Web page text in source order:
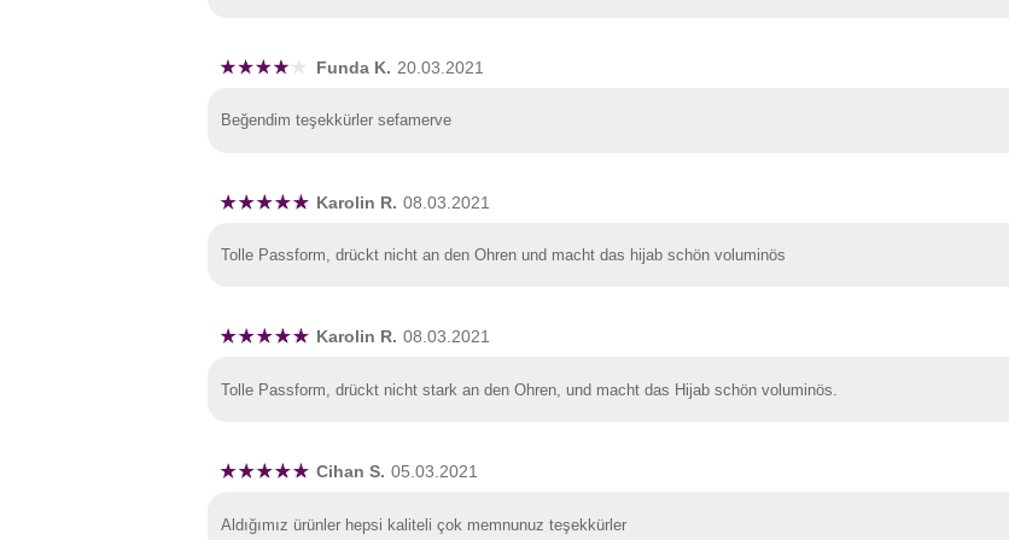
Funda K. 20.03.2021
Beğendim teşekkürler sefamerve
Karolin R. 08.03.2021
Tolle Passform, drückt nicht an den Ohren und macht das hijab schön voluminös
Karolin R. 08.03.2021
Tolle Passform, drückt nicht stark an den Ohren, und macht das Hijab schön voluminös.
Cihan S. 05.03.2021
Aldığımız ürünler hepsi kaliteli çok memnunuz teşekkürler